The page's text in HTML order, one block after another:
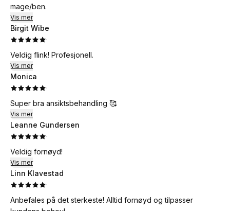
mage/ben.
Vis mer
Birgit Wibe
·
Veldig flink! Profesjonell.
Vis mer
Monica
·
Super bra ansiktsbehandling 🥰
Vis mer
Leanne Gundersen
·
Veldig fornøyd!
Vis mer
Linn Klavestad
·
Anbefales på det sterkeste! Alltid fornøyd og tilpasser